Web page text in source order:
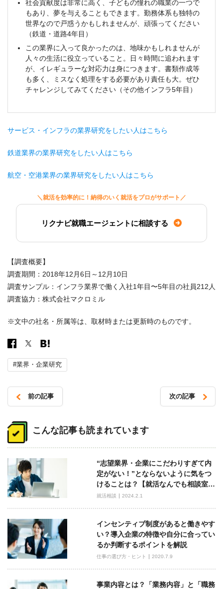
社会貢献度は非常に高く、子どもの憧れの職業の一つで
もあり、夢を与えることもできます。勤務体系も独特の
世界なので戸惑うかもしれませんが、頑張ってください
（鉄道・道路4年目）
この業界に入って良かったのは、地味かもしれませんが
人々の生活に役立っていること。日々時間に追われます
が、イレギュラーな対応力は身につきます。書類作成等
も多く、ミスなく処理をする必要があり責任も大。ぜひ
チャレンジしてみてください（その他インフラ5年目）
サービス・インフラの業界研究をしたい人はこちら
鉄道業界の業界研究をしたい人はこちら
航空・空港業界の業界研究をしたい人はこちら
＼就活を効率的に！納得のいく就活をプロがサポート／
リクナビ就職エージェントに相談する
【調査概要】
調査期間：2018年12月6日～12月10日
調査サンプル：インフラ業界で働く入社1年目〜5年目の社員212人
調査協力：株式会社マクロミル
※文中の社名・所属等は、取材時または更新時のものです。
#業界・企業研究
稿
ナ
ゲ
ー
シ
ョ
ン
前の記事 次の記事
こんな記事も読まれています
“志望業界・企業にこだわりすぎて内
定がない！”とならないように気をつ
けることは？【就活なんでも相談室…
就活相談 2024.2.1
インセンティブ制度があると働きやす
い？導入企業の特徴や自分に合ってい
るか判断するポイントを解説
仕事の選び方・ヒント 2020.7.9
事業内容とは？「業務内容」と「職務